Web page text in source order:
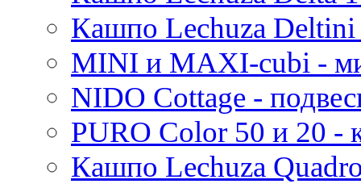
Кашпо Lechuza
MINI и MAXI-cubi -
NIDO Cottage -
PURO Color 50 и 20
Кашпо Lechuza